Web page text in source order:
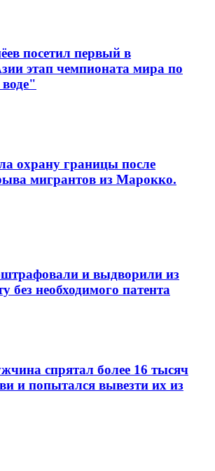
посетил первый в
этап чемпионата мира по
охрану границы после
мигрантов из Марокко.
и выдворили из
без необходимого патента
спрятал более 16 тысяч
и попытался вывезти их из